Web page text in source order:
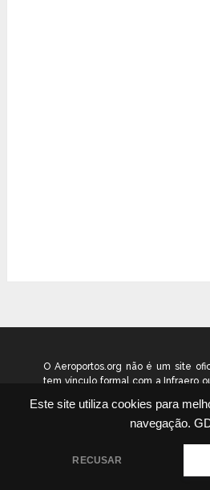
Este site utiliza cookies para
navegação.
RECUSAR
O Aeroportos.org não é um site
tem vínculo formal com a Infraero
como um guia independente de
público geral. © 2026